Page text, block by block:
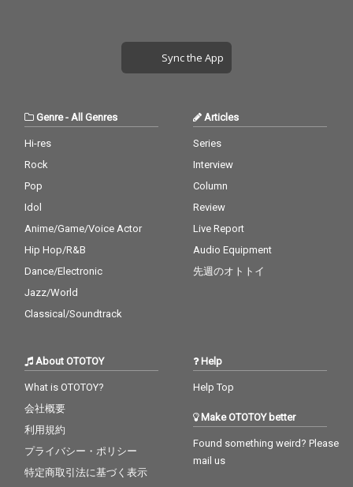
して作られており本人
曰くこのアルバムでリ
リックよりもフローの
の事で昔からのリスナ
現在に置くが、振り返
ったり先を想像したり
たアダルトな一枚とな
っている。 「俺にとっ
てHipHopは愛人」
Sync the App
Genre-All Genres
Hi-res
Rock
Pop
Idol
Anime/Game/Voice Actor
Hip Hop/R&B
Dance/Electronic
Jazz/World
Classical/Soundtrack
Articles
Series
Interview
Column
Review
Live Report
Audio Equipment
先週のオトトイ
About OTOTOY
What is OTOTOY?
会社概要
利用規約
プライバシー・ポリシー
特定商取引法に基づく表示
Help
Help Top
Make OTOTOY better
Found something weird? Please
mail us